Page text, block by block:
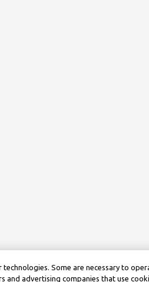
technologies. Some are necessary to
and advertising companies that use